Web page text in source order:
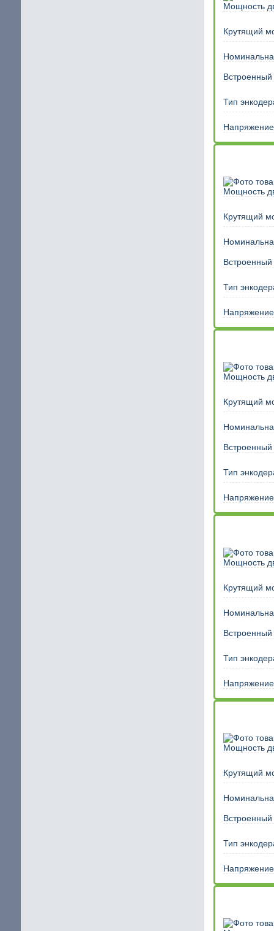
Мощность
Крутящий
Тип
Мощность
Крутящий
Тип
Мощность
Крутящий
Тип
Мощность
Крутящий
Тип
Мощность
Крутящий
Тип